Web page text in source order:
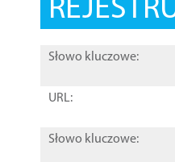
Słowo kluczowe:
URL:
Słowo kluczowe: